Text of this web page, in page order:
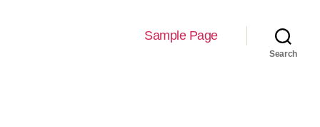
Sample Page
Search